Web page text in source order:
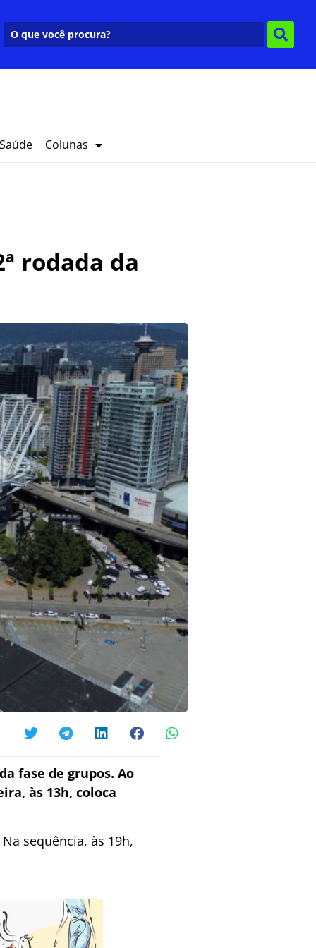
Colunas
rodada da
fase de grupos. Ao
às 13h, coloca
sequência, às 19h,